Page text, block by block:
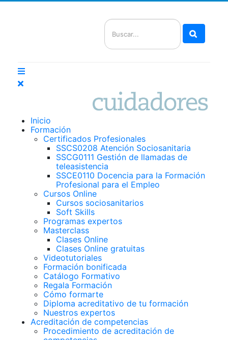
Inicio
Formación
Certificados Profesionales
SSCS0208 Atención Sociosanitaria
SSCG0111 Gestión de llamadas de
teleasistencia
SSCE0110 Docencia para la Formación
Profesional para el Empleo
Cursos Online
Cursos sociosanitarios
Soft Skills
Programas expertos
Masterclass
Clases Online
Clases Online gratuitas
Videotutoriales
Formación bonificada
Catálogo Formativo
Regala Formación
Cómo formarte
Diploma acreditativo de tu formación
Nuestros expertos
Acreditación de competencias
Procedimiento de acreditación de